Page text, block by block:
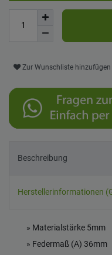
Zur Wunschliste hinzufügen
Beschreibung
Herstellerinformationen
Materialstärke 5mm
Federmaß (A) 36mm